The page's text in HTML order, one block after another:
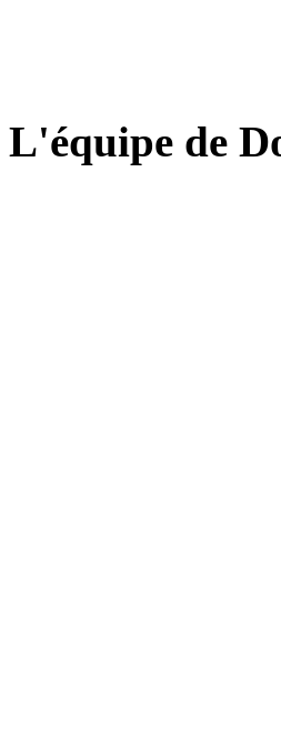
L'équipe de